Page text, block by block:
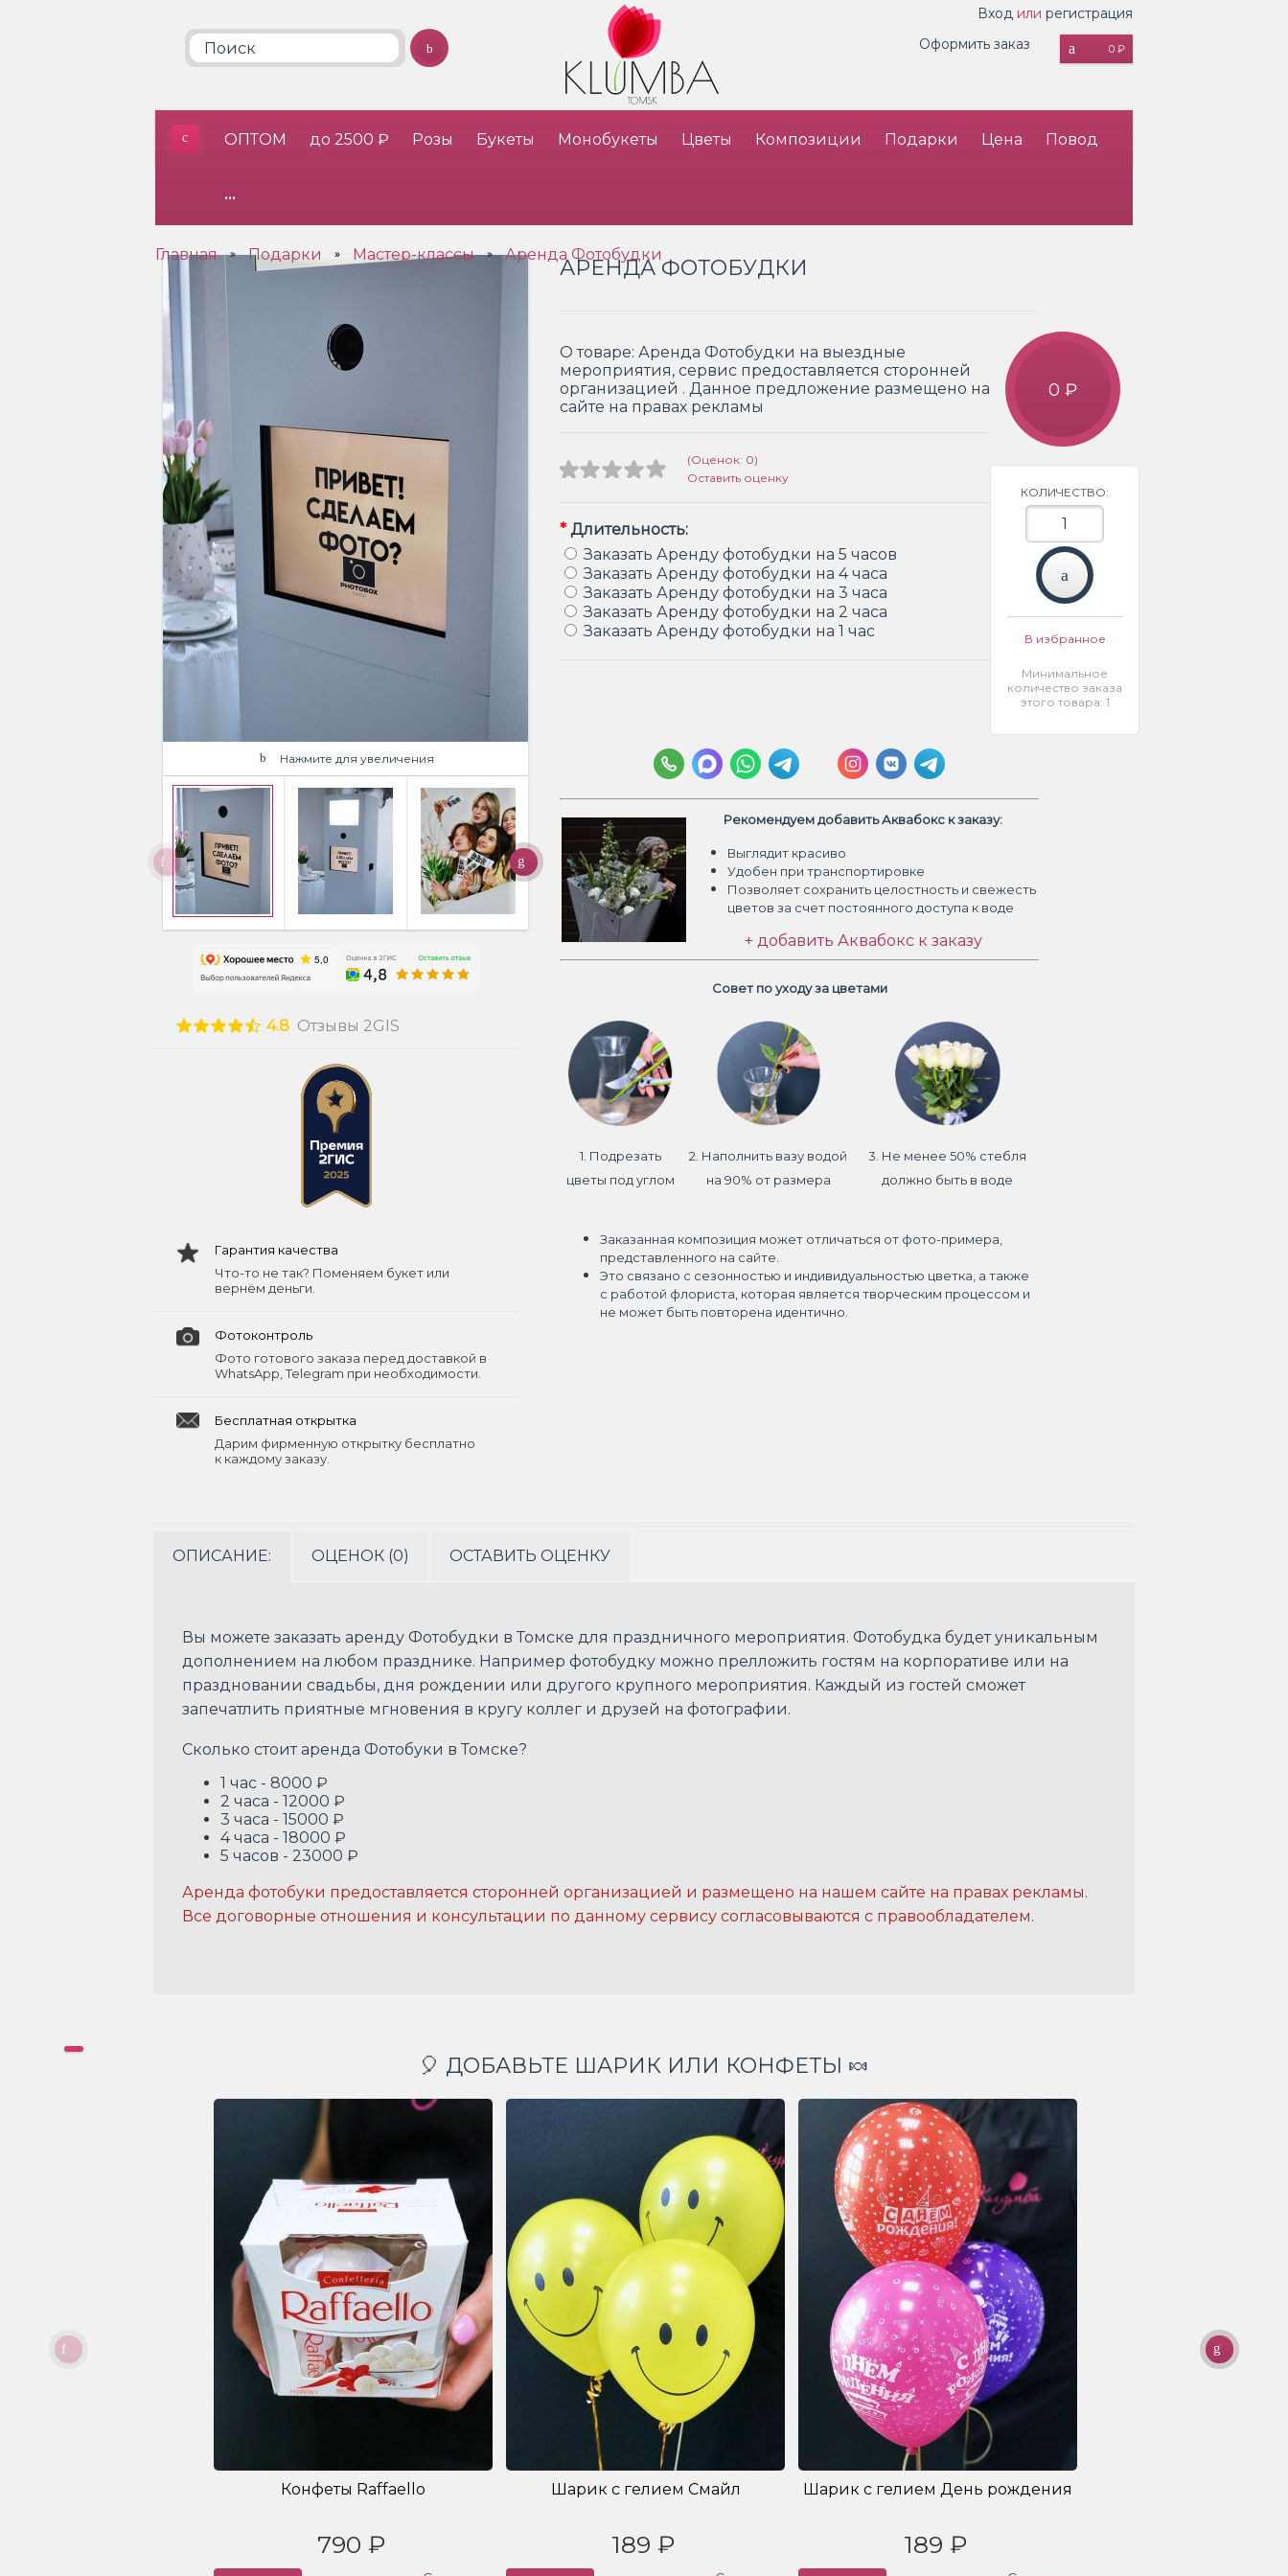
Вход или регистрация
0 ₽
Оформить заказ
ОПТОМ до 2500 ₽ Розы Букеты Монобукеты Цветы Композиции Подарки Цена Повод
•••
Главная » Подарки » Мастер-классы » Аренда Фотобудки
Нажмите для увеличения
4.8 Отзывы 2GIS
Гарантия качества
Что-то не так? Поменяем букет или
вернём деньги.
Фотоконтроль
Фото готового заказа перед доставкой в
WhatsApp, Telegram при необходимости.
Бесплатная открытка
Дарим фирменную открытку бесплатно
к каждому заказу.
АРЕНДА ФОТОБУДКИ
О товаре: Аренда Фотобудки на выездные
мероприятия, сервис предоставляется сторонней
организацией . Данное предложение размещено на
сайте на правах рекламы
(Оценок: 0)
Оставить оценку
* Длительность:
Заказать Аренду фотобудки на 5 часов
Заказать Аренду фотобудки на 4 часа
Заказать Аренду фотобудки на 3 часа
Заказать Аренду фотобудки на 2 часа
Заказать Аренду фотобудки на 1 час
0 ₽
КОЛИЧЕСТВО:
В избранное
Минимальное
количество заказа
этого товара: 1
Рекомендуем добавить Аквабокс к заказу:
Выглядит красиво
Удобен при транспортировке
Позволяет сохранить целостность и свежесть
цветов за счет постоянного доступа к воде
+ добавить Аквабокс к заказу
Совет по уходу за цветами
1. Подрезать
цветы под углом
2. Наполнить вазу водой
на 90% от размера
3. Не менее 50% стебля
должно быть в воде
Заказанная композиция может отличаться от фото-примера,
представленного на сайте.
Это связано с сезонностью и индивидуальностью цветка, а также
с работой флориста, которая является творческим процессом и
не может быть повторена идентично.
ОПИСАНИЕ: ОЦЕНОК (0) ОСТАВИТЬ ОЦЕНКУ
Вы можете заказать аренду Фотобудки в Томске для праздничного мероприятия. Фотобудка будет уникальным
дополнением на любом празднике. Например фотобудку можно прелложить гостям на корпоративе или на
праздновании свадьбы, дня рождении или другого крупного мероприятия. Каждый из гостей сможет
запечатлить приятные мгновения в кругу коллег и друзей на фотографии.
Сколько стоит аренда Фотобуки в Томске?
1 час - 8000 ₽
2 часа - 12000 ₽
3 часа - 15000 ₽
4 часа - 18000 ₽
5 часов - 23000 ₽
Аренда фотобуки предоставляется сторонней организацией и размещено на нашем сайте на правах рекламы.
Все договорные отношения и консультации по данному сервису согласовываются с правообладателем.
🎈 ДОБАВЬТЕ ШАРИК ИЛИ КОНФЕТЫ 🍬
Конфеты Raffaello
790 ₽
Шарик с гелием Смайл
189 ₽
Шарик с гелием День рождения
189 ₽